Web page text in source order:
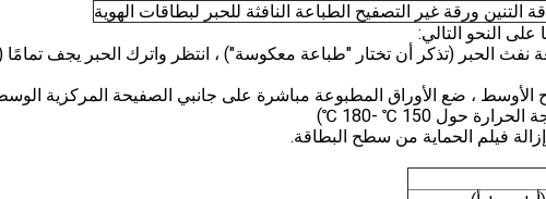
النحو التالي:
نفث الحبر (تذكر أن تختار "طباعة معكوسة") ، انتظر واترك الحبر يجف تمامًا
الأوسط ، ضع الأوراق المطبوعة مباشرة على جانبي الصفيحة المركزية
حول 150 ℃ -180 ℃)